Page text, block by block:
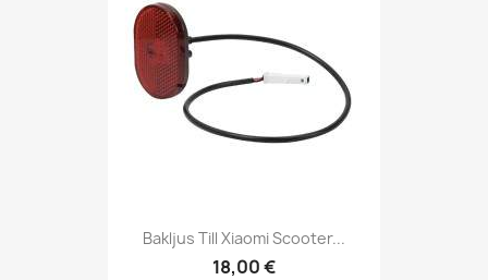
Bakljus Till Xiaomi Scooter...
18,00 €